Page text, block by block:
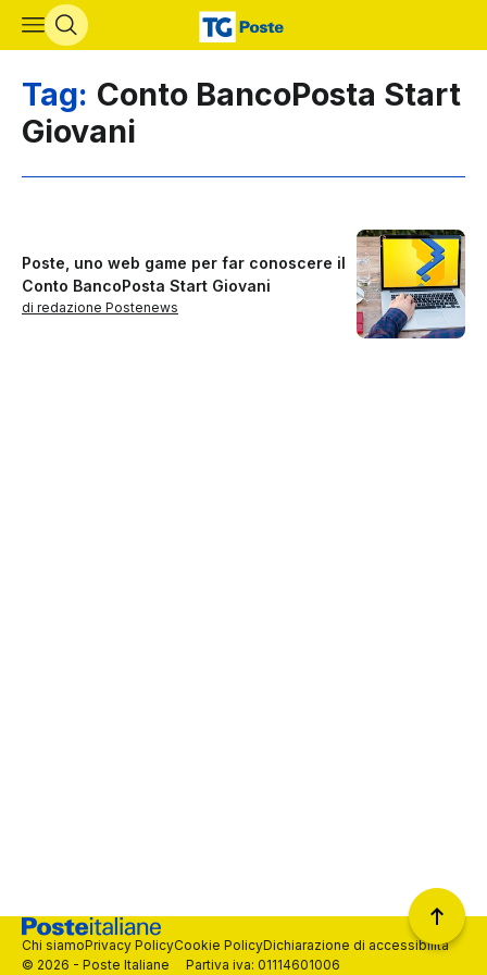
Vai al contenuto principale
Tag: Conto BancoPosta Start
Giovani
Poste, uno web game per far conoscere il
Conto BancoPosta Start Giovani
di redazione Postenews
© 2026 - Poste Italiane Partiva iva: 01114601006
Chi siamoPrivacy PolicyCookie PolicyDichiarazione di accessibilità